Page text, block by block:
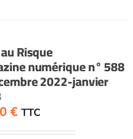
Risque
numérique n° 588
2022-janvier
€ TTC